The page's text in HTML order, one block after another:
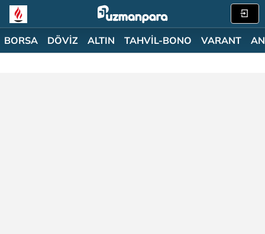
BORSA DÖVİZ ALTIN TAHVİL-BONO VARANT